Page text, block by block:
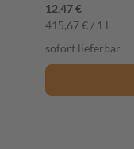
12,47 €
415,67 € / 1 l
sofort lieferbar